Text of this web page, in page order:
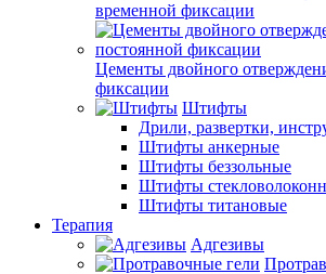
временной фиксации
Цементы двойного
фиксации
Штифты
Дрили, развертки,
Штифты анкерные
Штифты беззольные
Штифты
Штифты титановые
Терапия
Адгезивы